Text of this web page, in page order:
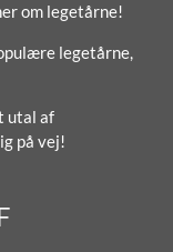
om legetårne!
legetårne,
utal af
på vej!